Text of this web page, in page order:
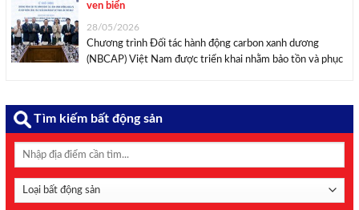
ven biển
28/05/2026
Chương trình Đối tác hành động carbon xanh dương
(NBCAP) Việt Nam được triển khai nhằm bảo tồn và phục
Tìm kiếm bất động sản